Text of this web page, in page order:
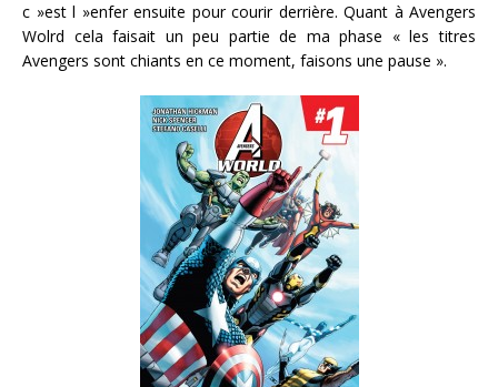
c »est l »enfer ensuite pour courir derrière. Quant à Avengers
Wolrd cela faisait un peu partie de ma phase « les titres
Avengers sont chiants en ce moment, faisons une pause ».